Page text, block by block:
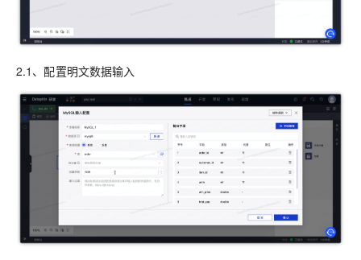
2.1、配置明文数据输入